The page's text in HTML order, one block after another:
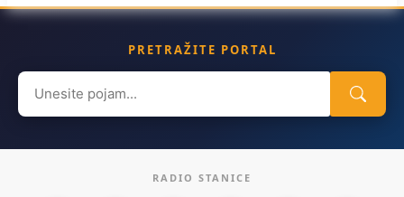
PRETRAŽITE PORTAL
Search
for:
RADIO STANICE